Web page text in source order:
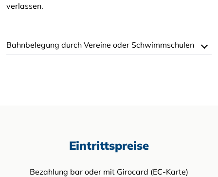
verlassen.
Bahnbelegung durch Vereine oder Schwimmschulen
Eintrittspreise
Bezahlung bar oder mit Girocard (EC-Karte)